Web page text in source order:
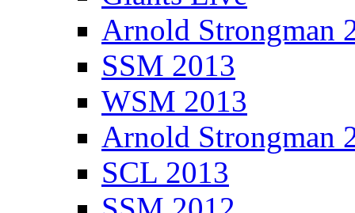
Arnold Strongman
SSM 2013
WSM 2013
Arnold Strongman
SCL 2013